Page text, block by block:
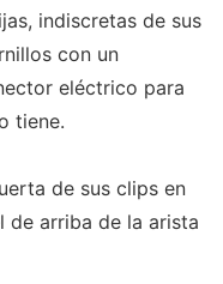
indiscretas de sus
con un
eléctrico para
tiene.
de sus clips en
de arriba de la arista